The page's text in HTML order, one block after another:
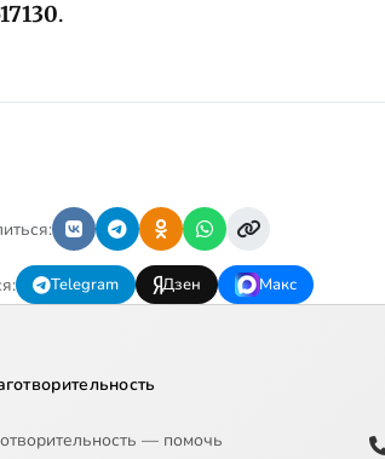
.
Telegram Дзен Макс
— помочь